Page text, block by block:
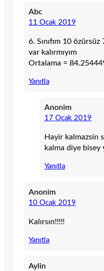
Abc
11 Ocak 2019
6. Sınıfım 10 özürsüz
var kalırmıyım
Ortalama =
Yanıtla
Anonim
17 Ocak 2019
Hayir kalmazsin
kalma diye bisey
Yanıtla
Anonim
10 Ocak 2019
Kalırsın!!!!!
Yanıtla
Aylin